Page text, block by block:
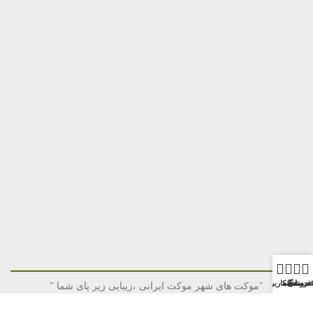
"موکت های شهر موکت ایرانی ،زیبایی زیر پای شما " مندی
فروشگاه
خانه
حساب کاربری من